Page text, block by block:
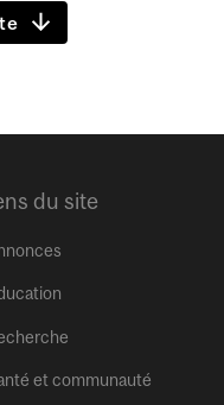
du site
et communauté